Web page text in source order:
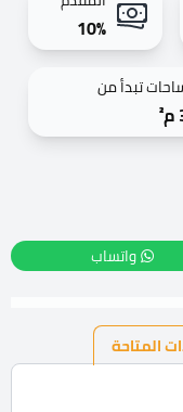
10%
تبدأ من
واتساب
المتاحة